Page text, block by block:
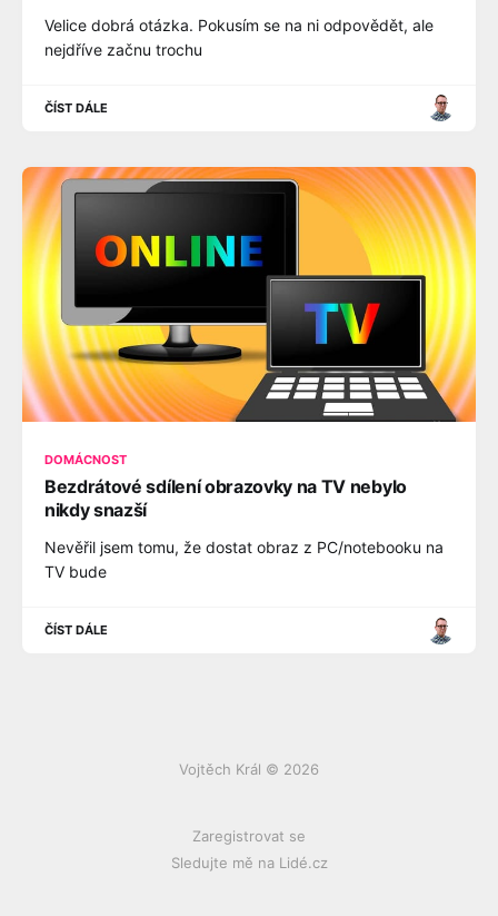
Velice dobrá otázka. Pokusím se na ni odpovědět, ale
nejdříve začnu trochu
ČÍST DÁLE
DOMÁCNOST
Bezdrátové sdílení obrazovky na TV nebylo
nikdy snazší
Nevěřil jsem tomu, že dostat obraz z PC/notebooku na
TV bude
ČÍST DÁLE
Vojtěch Král © 2026
Zaregistrovat se
Sledujte mě na Lidé.cz